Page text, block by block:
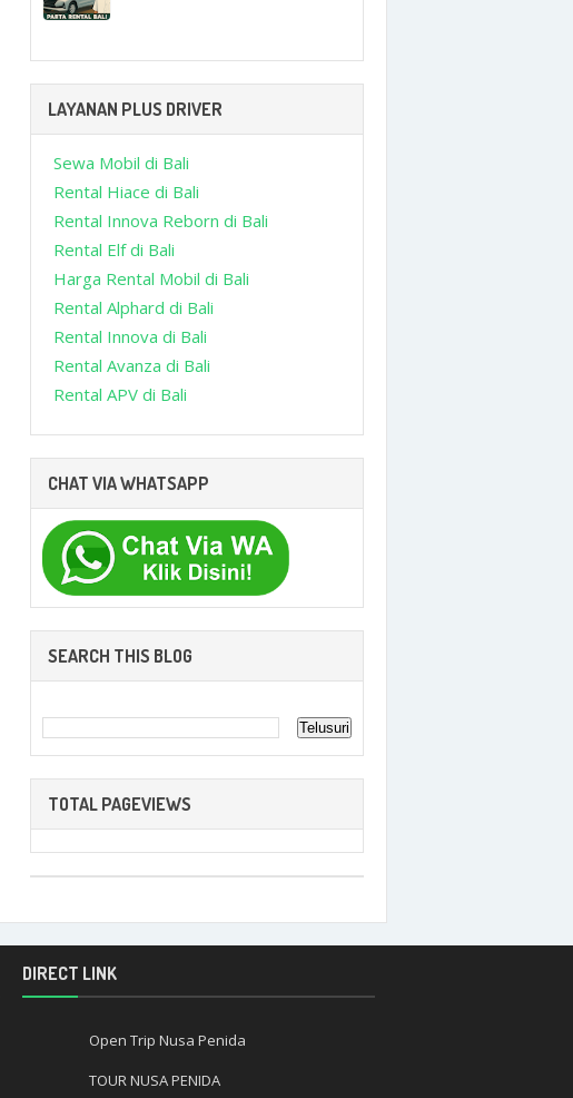
LAYANAN PLUS DRIVER
Sewa Mobil di Bali
Rental Hiace di Bali
Rental Innova Reborn di Bali
Rental Elf di Bali
Harga Rental Mobil di Bali
Rental Alphard di Bali
Rental Innova di Bali
Rental Avanza di Bali
Rental APV di Bali
CHAT VIA WHATSAPP
SEARCH THIS BLOG
TOTAL PAGEVIEWS
DIRECT LINK
Open Trip Nusa Penida
TOUR NUSA PENIDA